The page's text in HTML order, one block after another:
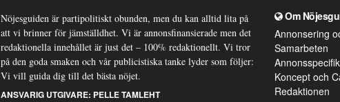
Nöjesguiden är partipolitiskt obunden, men du kan alltid lita på
att vi brinner för jämställdhet. Vi är annonsfinansierade men det
redaktionella innehållet är just det – 100% redaktionellt. Vi tror
på den goda smaken och vår publicistiska tanke lyder som följer:
Vi vill guida dig till det bästa nöjet.
ANSVARIG UTGIVARE: PELLE TAMLEHT
Om
Annonsering
Samarbeten
Koncept och
Redaktionen